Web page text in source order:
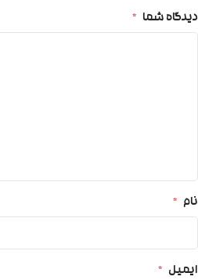
دیدگاه شما *
نام *
ایمیل *